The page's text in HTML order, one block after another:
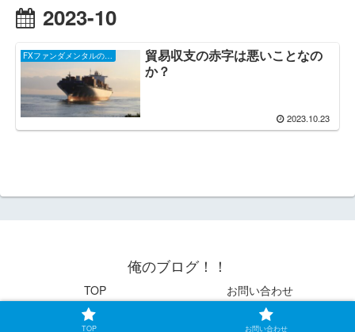
2023-10
FXファンダメンタルのお話し
貿易収支の赤字は悪いことなの
か？
2023.10.23
俺のブログ！！
TOP
お問い合わせ
TOP お問い合わせ